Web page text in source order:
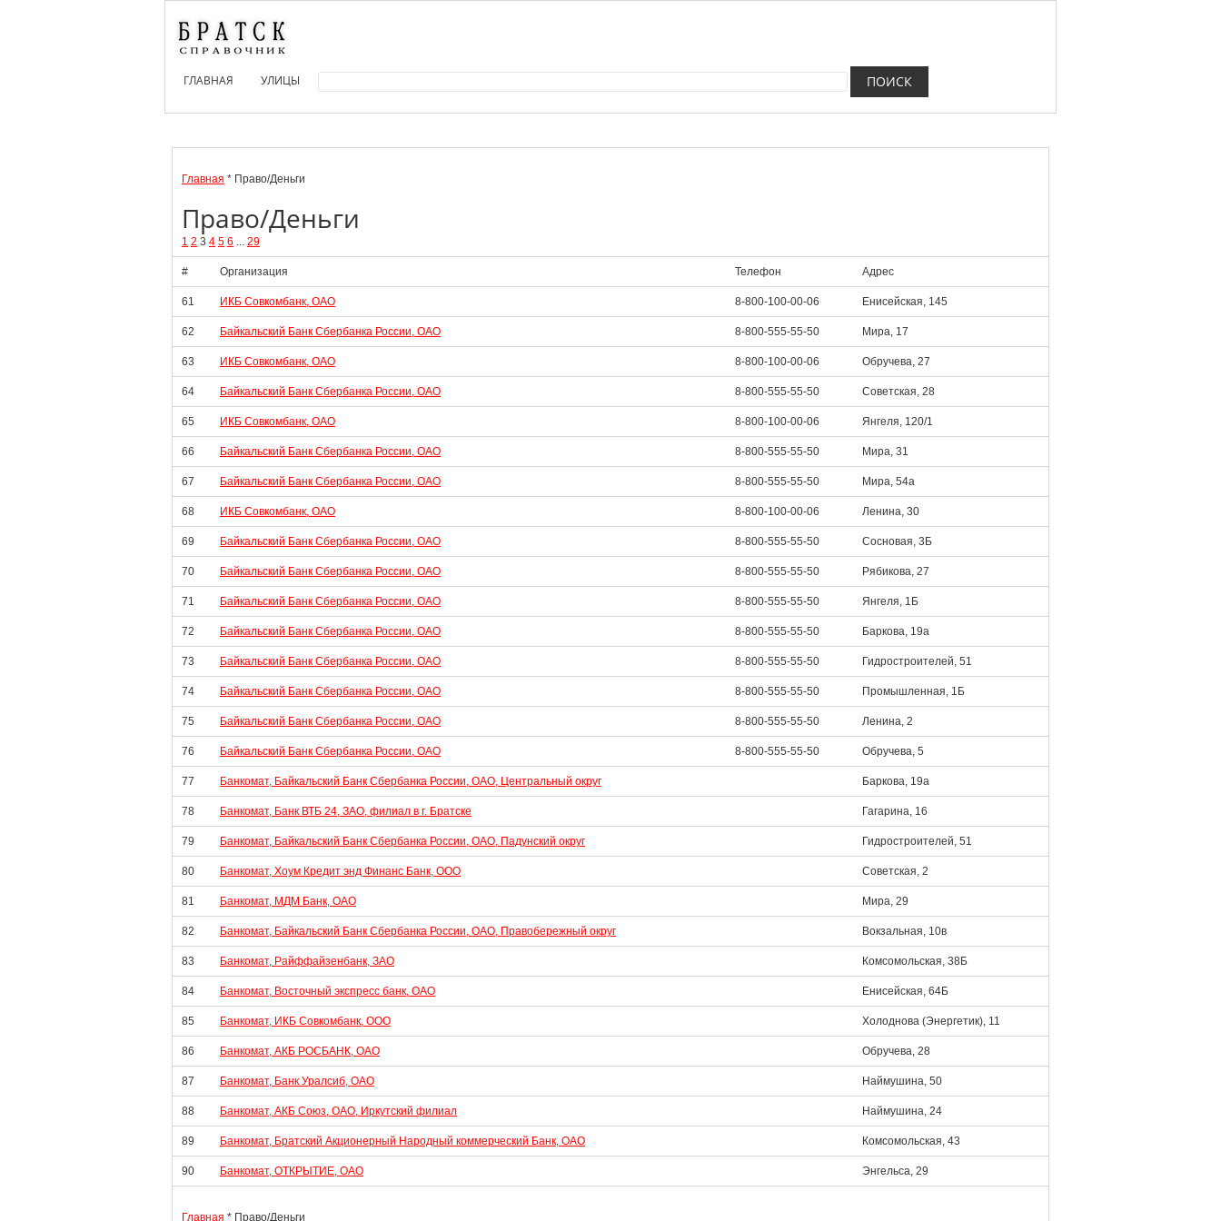
ГЛАВНАЯ УЛИЦЫ
Главная * Право/Деньги
Право/Деньги
1 2 3 4 5 6 ... 29
# Организация Телефон Адрес
61 ИКБ Совкомбанк, ОАО 8-800-100-00-06 Енисейская, 145
62 Байкальский Банк Сбербанка России, ОАО 8-800-555-55-50 Мира, 17
63 ИКБ Совкомбанк, ОАО 8-800-100-00-06 Обручева, 27
64 Байкальский Банк Сбербанка России, ОАО 8-800-555-55-50 Советская, 28
65 ИКБ Совкомбанк, ОАО 8-800-100-00-06 Янгеля, 120/1
66 Байкальский Банк Сбербанка России, ОАО 8-800-555-55-50 Мира, 31
67 Байкальский Банк Сбербанка России, ОАО 8-800-555-55-50 Мира, 54а
68 ИКБ Совкомбанк, ОАО 8-800-100-00-06 Ленина, 30
69 Байкальский Банк Сбербанка России, ОАО 8-800-555-55-50 Сосновая, 3Б
70 Байкальский Банк Сбербанка России, ОАО 8-800-555-55-50 Рябикова, 27
71 Байкальский Банк Сбербанка России, ОАО 8-800-555-55-50 Янгеля, 1Б
72 Байкальский Банк Сбербанка России, ОАО 8-800-555-55-50 Баркова, 19а
73 Байкальский Банк Сбербанка России, ОАО 8-800-555-55-50 Гидростроителей, 51
74 Байкальский Банк Сбербанка России, ОАО 8-800-555-55-50 Промышленная, 1Б
75 Байкальский Банк Сбербанка России, ОАО 8-800-555-55-50 Ленина, 2
76 Байкальский Банк Сбербанка России, ОАО 8-800-555-55-50 Обручева, 5
77 Банкомат, Байкальский Банк Сбербанка России, ОАО, Центральный округ Баркова, 19а
78 Банкомат, Банк ВТБ 24, ЗАО, филиал в г. Братске Гагарина, 16
79 Банкомат, Байкальский Банк Сбербанка России, ОАО, Падунский округ Гидростроителей, 51
80 Банкомат, Хоум Кредит энд Финанс Банк, ООО Советская, 2
81 Банкомат, МДМ Банк, ОАО Мира, 29
82 Банкомат, Байкальский Банк Сбербанка России, ОАО, Правобережный округ Вокзальная, 10в
83 Банкомат, Райффайзенбанк, ЗАО Комсомольская, 38Б
84 Банкомат, Восточный экспресс банк, ОАО Енисейская, 64Б
85 Банкомат, ИКБ Совкомбанк, ООО Холоднова (Энергетик), 11
86 Банкомат, АКБ РОСБАНК, ОАО Обручева, 28
87 Банкомат, Банк Уралсиб, ОАО Наймушина, 50
88 Банкомат, АКБ Союз, ОАО, Иркутский филиал Наймушина, 24
89 Банкомат, Братский Акционерный Народный коммерческий Банк, ОАО Комсомольская, 43
90 Банкомат, ОТКРЫТИЕ, ОАО Энгельса, 29
Главная * Право/Деньги